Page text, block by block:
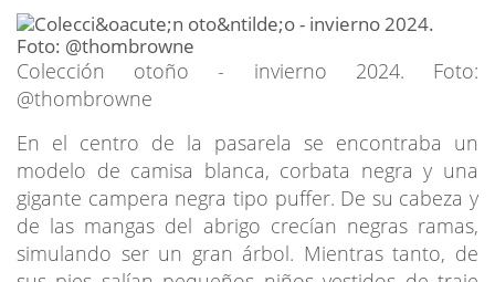
Colección otoño - invierno 2024. Foto:
@thombrowne
En el centro de la pasarela se encontraba un
modelo de camisa blanca, corbata negra y una
gigante campera negra tipo puffer. De su cabeza y
de las mangas del abrigo crecían negras ramas,
simulando ser un gran árbol. Mientras tanto, de